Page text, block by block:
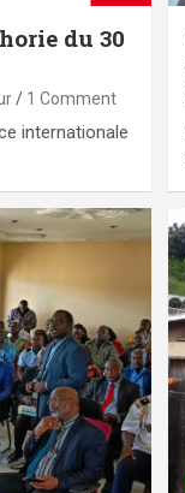
du 30
1 Comment
internationale